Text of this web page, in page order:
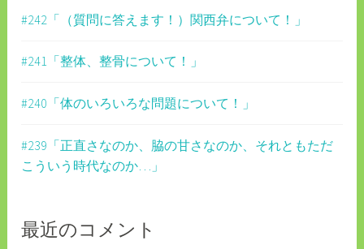
#242「（質問に答えます！）関西弁について！」
#241「整体、整骨について！」
#240「体のいろいろな問題について！」
#239「正直さなのか、脇の甘さなのか、それともただ
こういう時代なのか…」
最近のコメント